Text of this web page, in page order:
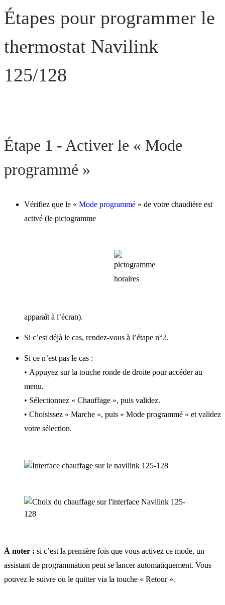
Étapes pour programmer le
thermostat Navilink
125/128
Étape 1 - Activer le « Mode
programmé »
Vérifiez que le « Mode programmé » de votre chaudière est
activé (le pictogramme
apparaît à l’écran).
Si c’est déjà le cas, rendez-vous à l’étape n°2.
Si ce n’est pas le cas :
• Appuyez sur la touche ronde de droite pour accéder au
menu.
• Sélectionnez « Chauffage », puis validez.
• Choisissez « Marche », puis « Mode programmé » et validez
votre sélection.
À noter : si c’est la première fois que vous activez ce mode, un
assistant de programmation peut se lancer automatiquement. Vous
pouvez le suivre ou le quitter via la touche « Retour ».